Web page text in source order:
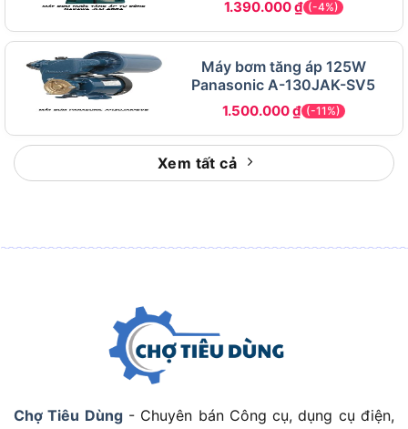
Tổng cột áp
Cột áp hút tối đa
8 m
Thời gian tự mồi
80 giây tại cột hút 5m
Đường kính ống hút/xả
40 mm (1,6 inch)
Kiểu đánh lửa
Transistor từ tính (IC)
23° ± 2° BTDC
Loại nhớt khuyến cáo
Dung tích bình nhiên
2,0 lít
liên tục
1.390.000₫ (-4%)
Máy bơm tăng áp 125W
Panasonic A-130JAK-SV5
1.500.000₫ (-11%)
Xem tất cả
Chợ Tiêu Dùng- Chuyên bán Công cụ, dụng cụ điện,